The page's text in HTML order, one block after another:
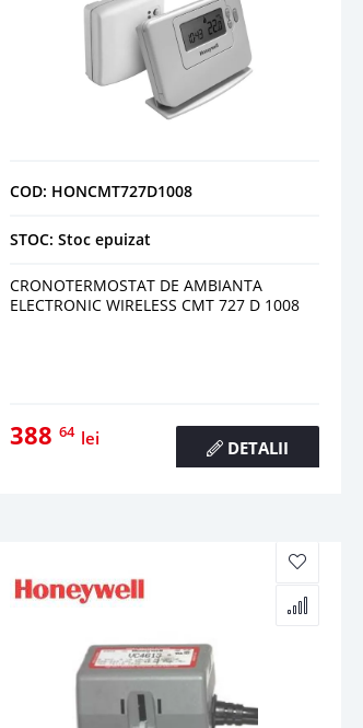
COD: HONCMT727D1008
STOC: Stoc epuizat
CRONOTERMOSTAT DE AMBIANTA
ELECTRONIC WIRELESS CMT 727 D 1008
38864 lei DETALII